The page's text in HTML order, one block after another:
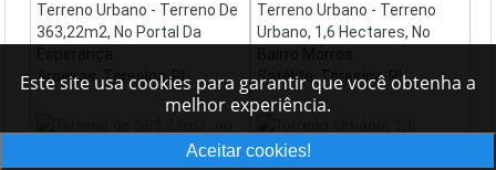
Terreno Urbano - Terreno De
363,22m2, No Portal Da
Aroeiras, Teresina-PI
Terreno Urbano - Terreno
Urbano, 1,6 Hectares, No
Satélite, Teresina-PI
Este site usa cookies para garantir que você obtenha a
melhor experiência.
Aceitar cookies!